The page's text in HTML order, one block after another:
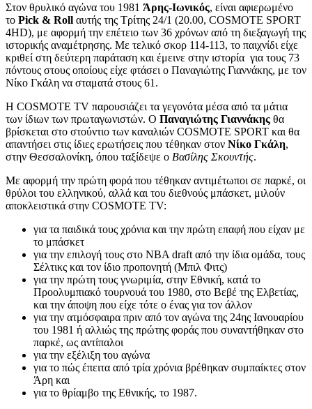
Στον θρυλικό αγώνα του 1981 Άρης-Ιωνικός, είναι αφιερωμένο
το Pick & Roll αυτής της Τρίτης 24/1 (20.00, COSMOTE SPORT
4HD), με αφορμή την επέτειο των 36 χρόνων από τη διεξαγωγή της
ιστορικής αναμέτρησης. Με τελικό σκορ 114-113, το παιχνίδι είχε
κριθεί στη δεύτερη παράταση και έμεινε στην ιστορία για τους 73
πόντους στους οποίους είχε φτάσει ο Παναγιώτης Γιαννάκης, με τον
Νίκο Γκάλη να σταματά στους 61.
Η COSMOTE TV παρουσιάζει τα γεγονότα μέσα από τα μάτια
των ίδιων των πρωταγωνιστών. Ο Παναγιώτης Γιαννάκης θα
βρίσκεται στο στούντιο των καναλιών COSMOTE SPORT και θα
απαντήσει στις ίδιες ερωτήσεις που τέθηκαν στον Νίκο Γκάλη,
στην Θεσσαλονίκη, όπου ταξίδεψε ο Βασίλης Σκουντής.
Με αφορμή την πρώτη φορά που τέθηκαν αντιμέτωποι σε παρκέ, οι
θρύλοι του ελληνικού, αλλά και του διεθνούς μπάσκετ, μιλούν
αποκλειστικά στην COSMOTE TV:
για τα παιδικά τους χρόνια και την πρώτη επαφή που είχαν με
το μπάσκετ
για την επιλογή τους στο ΝΒΑ draft από την ίδια ομάδα, τους
Σέλτικς και τον ίδιο προπονητή (Μπιλ Φιτς)
για την πρώτη τους γνωριμία, στην Εθνική, κατά το
Προολυμπιακό τουρνουά του 1980, στο Βεβέ της Ελβετίας,
και την άποψη που είχε τότε ο ένας για τον άλλον
για την ατμόσφαιρα πριν από τον αγώνα της 24ης Ιανουαρίου
του 1981 ή αλλιώς της πρώτης φοράς που συναντήθηκαν στο
παρκέ, ως αντίπαλοι
για την εξέλιξη του αγώνα
για το πώς έπειτα από τρία χρόνια βρέθηκαν συμπαίκτες στον
Άρη και
για το θρίαμβο της Εθνικής, το 1987.